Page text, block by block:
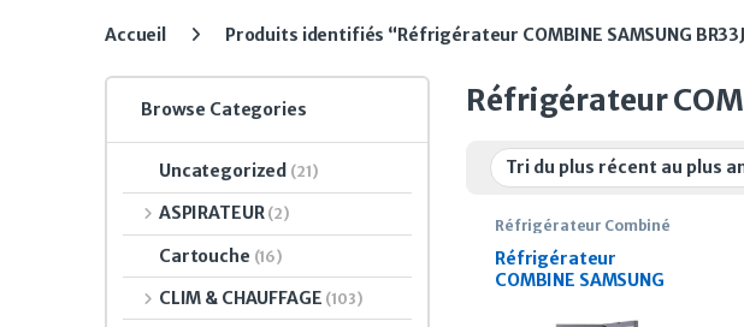
Accueil Produits identifiés “Réfrigérateur COMBINE SAMSUNG
Réfrigérateur
Réfrigérateur Combiné
Réfrigérateur
COMBINE SAMSUNG
Browse Categories
Uncategorized (21)
ASPIRATEUR (2)
Cartouche (16)
CLIM & CHAUFFAGE (103)